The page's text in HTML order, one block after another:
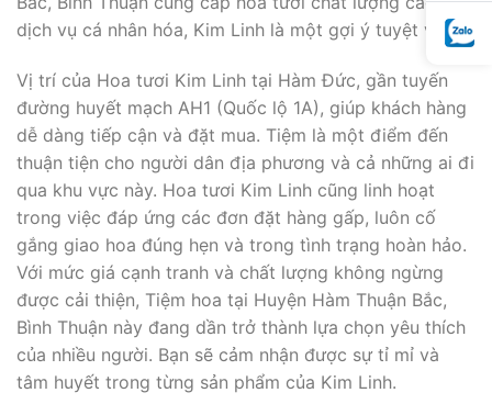
dịch vụ cá nhân hóa, Kim Linh là một gợi ý tuyệt vời.
Vị trí của Hoa tươi Kim Linh tại Hàm Đức, gần tuyến
đường huyết mạch AH1 (Quốc lộ 1A), giúp khách hàng
dễ dàng tiếp cận và đặt mua. Tiệm là một điểm đến
thuận tiện cho người dân địa phương và cả những ai đi
qua khu vực này. Hoa tươi Kim Linh cũng linh hoạt
trong việc đáp ứng các đơn đặt hàng gấp, luôn cố
gắng giao hoa đúng hẹn và trong tình trạng hoàn hảo.
Với mức giá cạnh tranh và chất lượng không ngừng
được cải thiện, Tiệm hoa tại Huyện Hàm Thuận Bắc,
Bình Thuận này đang dần trở thành lựa chọn yêu thích
của nhiều người. Bạn sẽ cảm nhận được sự tỉ mỉ và
tâm huyết trong từng sản phẩm của Kim Linh.